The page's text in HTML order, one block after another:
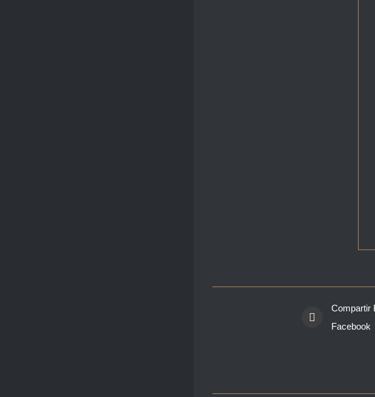
Compartir
Facebook